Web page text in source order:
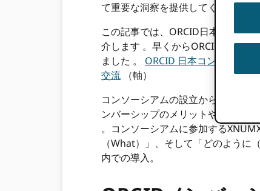
て重要な洞察を提供してくれます 。
この記事では、ORCID日本コンソ
介します 。早くからORCIDが導入
ました 。 ORCID 日本コンソーシアム
交流 （軸）
コンソーシアムの設立から2026年
ンバーシップのメリットや直面し
。コンソーシアムに参加する
（What）」、そして「どのように
内での導入。